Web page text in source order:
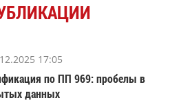
17:05
по ПП 969: пробелы в
данных